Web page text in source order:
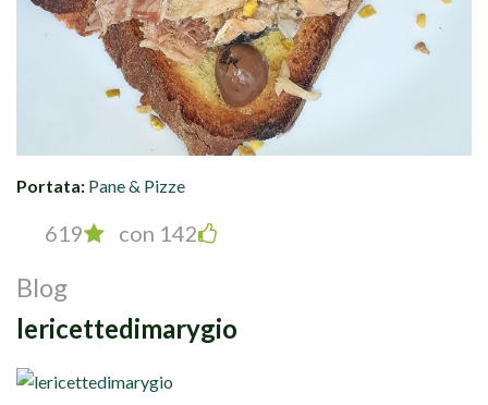
Portata: Pane & Pizze
619 con 142
Blog
lericettedimarygio